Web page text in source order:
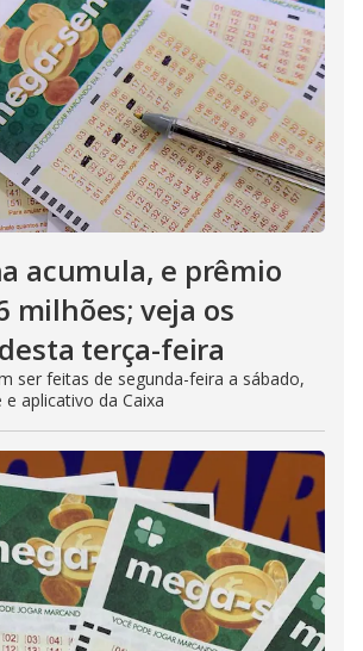
acumula, e prêmio
milhões; veja os
terça-feira
ser feitas de segunda-feira a sábado,
aplicativo da Caixa